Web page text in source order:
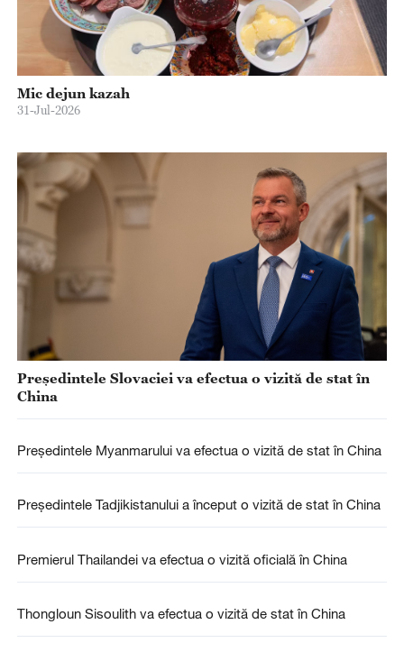
Mic dejun kazah
31-Jul-2026
Președintele Slovaciei va efectua o vizită de stat în
China
Președintele Myanmarului va efectua o vizită de stat în China
Președintele Tadjikistanului a început o vizită de stat în China
Premierul Thailandei va efectua o vizită oficială în China
Thongloun Sisoulith va efectua o vizită de stat în China